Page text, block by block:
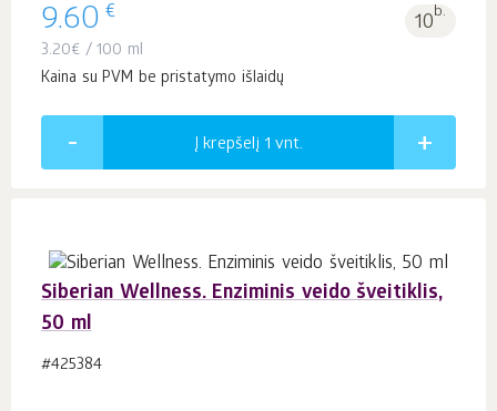
9.60 € 10b.
3.20€ / 100 ml
Kaina su PVM be pristatymo išlaidų
Į krepšelį 1 vnt.
Siberian Wellness. Enziminis veido šveitiklis,
50 ml
#425384